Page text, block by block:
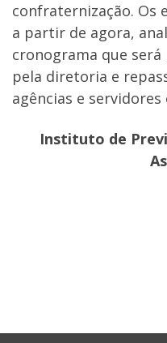
confraternização. Os
a partir de agora,
cronograma que
pela diretoria e
agências e servidores
Instituto de